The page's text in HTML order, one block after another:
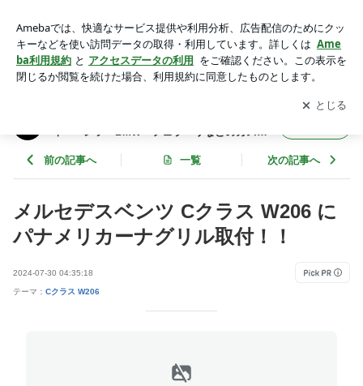
付！！ | OFFICE-K BLOG ★ベントレー・マセラティ・ベン
ツ・BMW・フェラーリなどのカスタム日記★
アプリをダウンロードして ブログの更新通知
を受け取りまし
ょう。
開く
ィ・ベンツ・BMW・フェラーリなどのカスタ
前の記事へ 一覧 次の記事へ
メルセデスベンツ Cクラス W206 に
パナメリカーナグリル取付！！
2024-07-30 04:35:18
テーマ： Cクラス W206